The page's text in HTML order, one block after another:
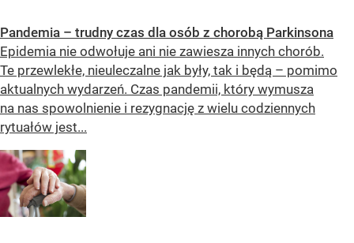
Pandemia – trudny czas dla osób z chorobą Parkinsona
Epidemia nie odwołuje ani nie zawiesza innych chorób.
Te przewlekłe, nieuleczalne jak były, tak i będą – pomimo
aktualnych wydarzeń. Czas pandemii, który wymusza
na nas spowolnienie i rezygnację z wielu codziennych
rytuałów jest...